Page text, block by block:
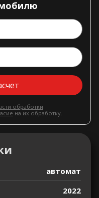
обработки
на их обработку.
автомат
2022